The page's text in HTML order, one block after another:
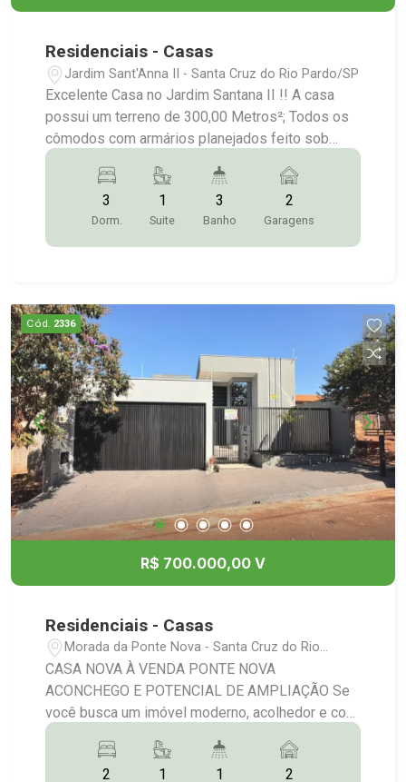
Residenciais - Casas
Jardim Sant'Anna II - Santa Cruz do Rio Pardo/SP
Excelente Casa no Jardim Santana II !! A casa
possui um terreno de 300,00 Metros²; Todos os
cômodos com armários planejados feito sob
medida; 03 Dormitórios sendo 01 suíte todos
com Ar-condicionados; 03 banheiros; Salas com
ar-condicionado; Cozinha planejada; Espaço
Gourmet amplo; Área verde; Painel Fotovoltaico;
Garagem para 02 carros; Entre em contato:
3
Dorm.
1
Suite
3
Banho
2
Garagens
Cód. 2336
R$ 700.000,00 V
Residenciais - Casas
Morada da Ponte Nova - Santa Cruz do Rio
Pardo/SP
CASA NOVA À VENDA PONTE NOVA
ACONCHEGO E POTENCIAL DE AMPLIAÇÃO Se
você busca um imóvel moderno, acolhedor e com
espaço para crescer, essa casa vai te
surpreender! Diferenciais que encantam: Casa
recém construída Excelente padrão de
2 1 1 2